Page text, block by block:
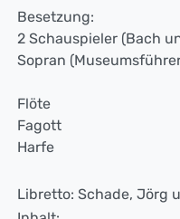
Besetzung:
2 Schauspieler (Bach
Sopran
Flöte
Fagott
Harfe
Libretto: Schade, Jörg